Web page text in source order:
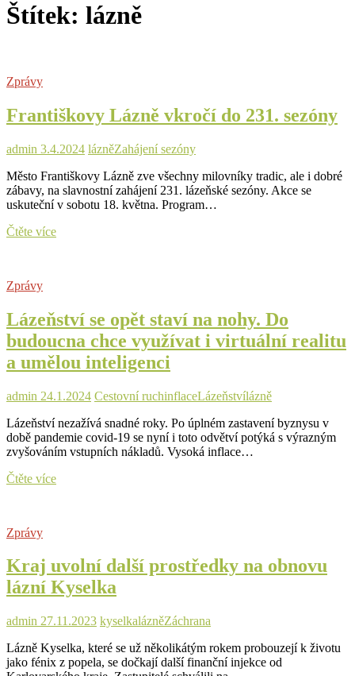
Štítek: lázně
Zprávy
Františkovy Lázně vkročí do 231. sezóny
admin 3.4.2024 lázněZahájení sezóny
Město Františkovy Lázně zve všechny milovníky tradic, ale i dobré
zábavy, na slavnostní zahájení 231. lázeňské sezóny. Akce se
uskuteční v sobotu 18. května. Program…
Čtěte víceFrantiškovy
Zprávy
Lázeňství se opět staví na nohy. Do
budoucna chce využívat i virtuální realitu
a umělou inteligenci
admin 24.1.2024 Cestovní ruchinflaceLázeňstvílázně
Lázeňství nezažívá snadné roky. Po úplném zastavení byznysu v
době pandemie covid-19 se nyní i toto odvětví potýká s výrazným
zvyšováním vstupních nákladů. Vysoká inflace…
Čtěte víceLázeňství
Do
budoucna
chce
i
realitu
a
Zprávy
Kraj uvolní další prostředky na obnovu
lázní Kyselka
admin 27.11.2023 kyselkalázněZáchrana
Lázně Kyselka, které se už několikátým rokem probouzejí k životu
jako fénix z popela, se dočkají další finanční injekce od